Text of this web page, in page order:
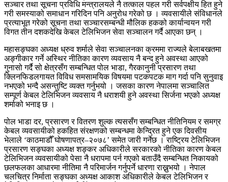
सञ्चार तथा सूचना प्रविधि मन्त्रालयले नै तत्काल पहल गरी सर्वपक्षीय हित हुने
गरी समस्याको समाधान गरिदिन पनि अनुरोध गरेको छ । व्यवसायीले संविधानले
प्रत्याभूत गरेको सूचना तथा सञ्चारसम्बन्धी मौलिक हकको कार्यान्वयन गरी
विगत तीन दशकदेखि केबल टेलिभिजन सेवा सञ्चालन गर्दै आएका छन् ।
महासङ्घका अध्यक्ष ध्रुव शर्माले सेवा सञ्चालनका क्रममा राज्यले बेलाबखतमा
अङ्गीकार गर्ने अस्थिर नीतिका कारण व्यवसाय नै बन्द हुने अवस्था आएको
गुनासो गर्दै सो क्षेत्रसँग सम्बन्धित पोल भाडा, गैरकानुनी प्रसारण तथा
क्लिनफिडलगायत विविध समसामयिक विषयमा पटकपटक माग गर्दा पनि सुनुवाइ
नभएको भन्दै असन्तुष्टि व्यक्त गर्नुभयो । जसका कारण नेपालमा सञ्चालित
सम्पूर्ण केबल टेलिभिजन व्यवसाय नै धराशयी हुने अवस्था सिर्जना भएको अध्यक्ष
शर्माको भनाइ छ ।
पोल भाडा दर, प्रसारण र वितरण शुल्क त्यससँग सम्बन्धित नीतिनियम र समग्र
केबल व्यवसायीको हकहित संरक्षणको सम्बन्धमा केन्द्रित हुने एक दिवसीय
भेलाले ‘काठमाडौँ घोषणापत्र–२०७८’ समेत जारी गर्नेछ । राष्ट्रिय टेलिभिजन
प्रसारण सङ्घका अध्यक्ष शङ्कर अधिकारीले सरकारको नीतिका कारण केबल
टेलिभिजन व्यवसायीको पेसा नै धरापमा पर्न गएको बताउँदै सम्बन्धित निकायको
छलफलका आधारमा नीतिमा नै परिमार्जन गर्नुपर्ने धारणा राख्नुभयो । नेपाल
चलचित्र निर्माता सङ्घका अध्यक्ष आकाश अधिकारीले केबल टेलिभिजन र